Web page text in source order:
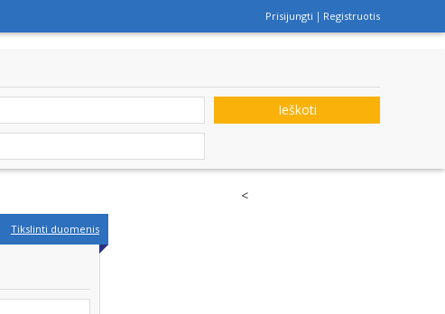
Prisijungti Registruotis
Ieškoti
Tikslinti duomenis
<